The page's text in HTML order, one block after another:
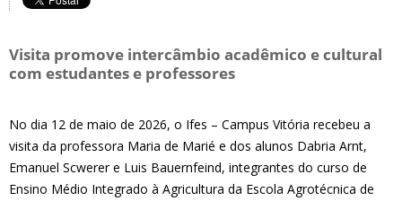
Visita promove intercâmbio acadêmico e cultural
com estudantes e professores
No dia 12 de maio de 2026, o Ifes – Campus Vitória recebeu a
visita da professora Maria de Marié e dos alunos Dabria Arnt,
Emanuel Scwerer e Luis Bauernfeind, integrantes do curso de
Ensino Médio Integrado à Agricultura da Escola Agrotécnica de